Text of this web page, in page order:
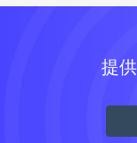
提